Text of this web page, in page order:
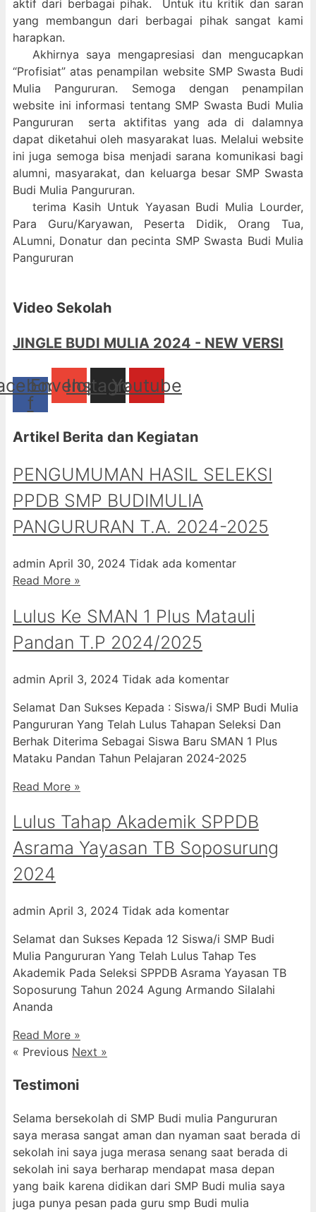
aktif dari berbagai pihak. Untuk itu kritik dan saran
yang membangun dari berbagai pihak sangat kami
harapkan.
Akhirnya saya mengapresiasi dan mengucapkan
“Profisiat” atas penampilan website SMP Swasta Budi
Mulia Pangururan. Semoga dengan penampilan
website ini informasi tentang SMP Swasta Budi Mulia
Pangururan serta aktifitas yang ada di dalamnya
dapat diketahui oleh masyarakat luas. Melalui website
ini juga semoga bisa menjadi sarana komunikasi bagi
alumni, masyarakat, dan keluarga besar SMP Swasta
Budi Mulia Pangururan.
terima Kasih Untuk Yayasan Budi Mulia Lourder,
Para Guru/Karyawan, Peserta Didik, Orang Tua,
ALumni, Donatur dan pecinta SMP Swasta Budi Mulia
Pangururan
Video Sekolah
JINGLE BUDI MULIA 2024 - NEW VERSI
f
Envelope
Instagram
Youtube
Artikel Berita dan Kegiatan
PENGUMUMAN HASIL SELEKSI
PPDB SMP BUDIMULIA
PANGURURAN T.A. 2024-2025
admin April 30, 2024 Tidak ada komentar
Read More »
Lulus Ke SMAN 1 Plus Matauli
Pandan T.P 2024/2025
admin April 3, 2024 Tidak ada komentar
Selamat Dan Sukses Kepada : Siswa/i SMP Budi Mulia
Pangururan Yang Telah Lulus Tahapan Seleksi Dan
Berhak Diterima Sebagai Siswa Baru SMAN 1 Plus
Mataku Pandan Tahun Pelajaran 2024-2025
Read More »
Lulus Tahap Akademik SPPDB
Asrama Yayasan TB Soposurung
2024
admin April 3, 2024 Tidak ada komentar
Selamat dan Sukses Kepada 12 Siswa/i SMP Budi
Mulia Pangururan Yang Telah Lulus Tahap Tes
Akademik Pada Seleksi SPPDB Asrama Yayasan TB
Soposurung Tahun 2024 Agung Armando Silalahi
⁠Ananda
Read More »
« Previous Next »
Testimoni
Selama bersekolah di SMP Budi mulia Pangururan
saya merasa sangat aman dan nyaman saat berada di
sekolah ini saya juga merasa senang saat berada di
sekolah ini saya berharap mendapat masa depan
yang baik karena didikan dari SMP Budi mulia saya
juga punya pesan pada guru smp Budi mulia